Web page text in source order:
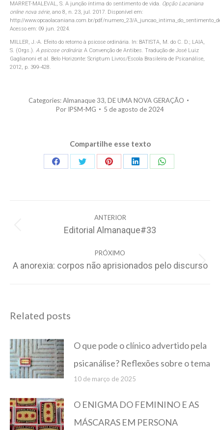
MARRET-MALEVAL, S. A junção íntima do sentimento de vida. Opção Lacaniana
online nova série, ano 8, n. 23, jul. 2017. Disponível em:
http://www.opcaolacaniana.com.br/pdf/numero_23/
Acesso em: 09 jun. 2024.
MILLER, J.-A. Efeito do retorno à psicose ordinária. In: BATISTA, M. do C. D.; LAIA,
S. (Orgs.). A psicose ordinária: A Convenção de Antibes. Tradução de José Luiz
Gaglianoni et al. Belo Horizonte: Scriptum Livros/Escola Brasileira de Psicanálise,
2012, p. 399-428.
Categories:Almanaque 33, DE UMA NOVA GERAÇÃO
Por IPSM-MG 5 de agosto de 2024
Compartilhe esse texto
Share
Share
Share
Share
Share
ANTERIOR
Post
anterior:
Editorial Almanaque#33
PRÓXIMO
Próximo
A anorexia: corpos não aprisionados pelo discurso
Related posts
O que pode o clínico advertido pela
psicanálise? Reflexões sobre o tema
10 de março de 2025
O ENIGMA DO FEMININO E AS
MÁSCARAS EM PERSONA